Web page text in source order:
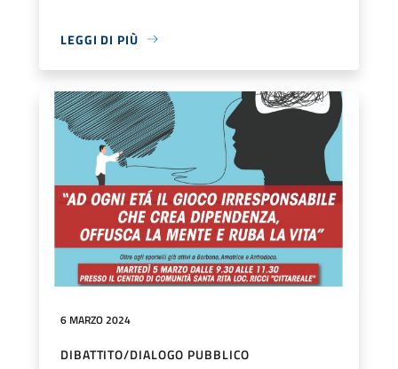
LEGGI DI PIÙ
6 MARZO 2024
DIBATTITO/DIALOGO PUBBLICO